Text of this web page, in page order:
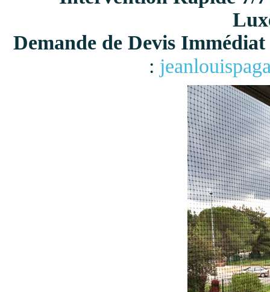
Demande de Devis
: